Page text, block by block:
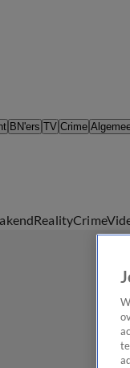
BN'ers TV Crime
RealityCrime